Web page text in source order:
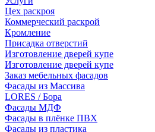
Цех раскроя
Коммерческий раскрой
Кромление
Присадка отверстий
Изготовление дверей купе
Изготовление дверей купе
Заказ мебельных фасадов
Фасады из Массива
LORES / Бора
Фасады МДФ
Фасады в плёнке ПВХ
Фасады из пластика